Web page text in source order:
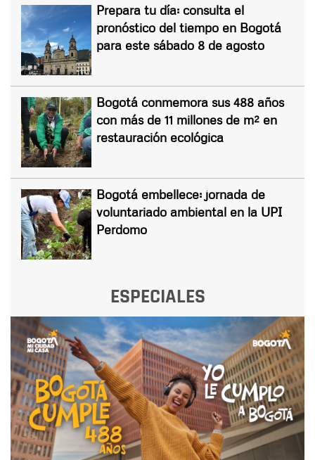
Prepara tu día: consulta el
pronóstico del tiempo en Bogotá
para este sábado 8 de agosto
Bogotá conmemora sus 488 años
con más de 11 millones de m² en
restauración ecológica
Bogotá embellece: jornada de
voluntariado ambiental en la UPI
Perdomo
ESPECIALES